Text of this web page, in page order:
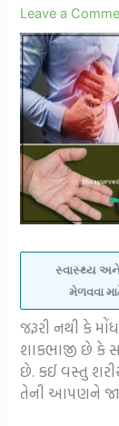
Leave a
સ્વાસ્થ્ય અને
મેળવવા
જરૂરી નથી કે
શાકભાજી છે કે
છે. કઈ વસ્તુ
તેની આપણને